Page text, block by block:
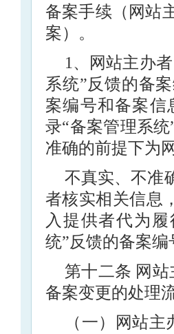
备案手续（网站
案）。
1、网站主办
系统”反馈的备
案编号和备案信
录“备案管理系
准确的前提下为
不真实、不准
者核实相关信息
入提供者代为
统”反馈的备案
第十二条 网
备案变更的处理
（一）网站